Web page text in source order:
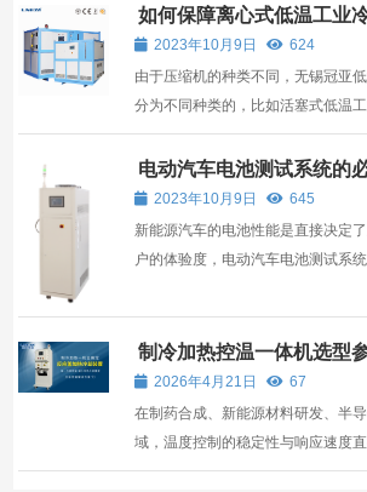
出现这种情况的时候，我们一定要
施，从而减小对设备损害。 在生物
现高温报警...
如何保障离心式低温工业
行2023年10月9日
624
由于压缩机的种类不同，无锡冠亚
分为不同种类的，比如活塞式低温
低温工业冷冻机、风冷式低温工业
工业冷冻机等，其中离心式低温工
多的，那么，怎么保障离心式低温工
行呢？ ...
电动汽车电池测试系统的
2023年10月9日
645
新能源汽车的电池性能是直接决定
户的体验度，电动汽车电池测试系
也越来越高。 随着新能源应用的不
的动力电池的性能问题受到了广泛
价动力...
制冷加热控温一体机选型
绍2026年4月21日
67
在制药合成、新能源材料研发、半
域，温度控制的稳定性与响应速度
生产效率。制冷加热控温一体机（